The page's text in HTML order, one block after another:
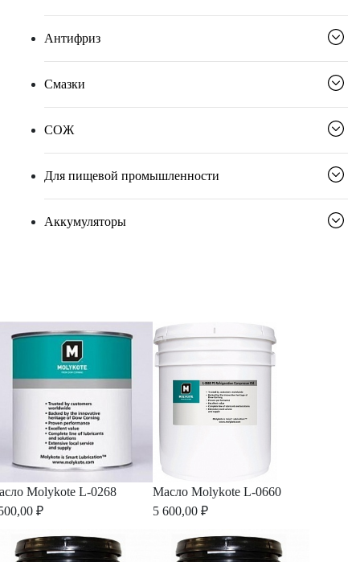
Антифриз
Смазки
СОЖ
Для пищевой промышленности
Аккумуляторы
Molykote L-0268
₽
Масло Molykote L-0660
5 600,00 ₽